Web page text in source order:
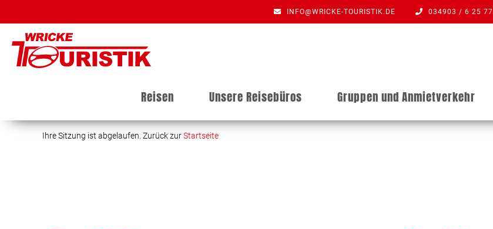
INFO@WRICKE-TOURISTIK.DE 034903 / 6 25 77
Reisen Unsere Reisebüros Gruppen und Anmietverkehr
Ihre Sitzung ist abgelaufen. Zurück zurStartseite